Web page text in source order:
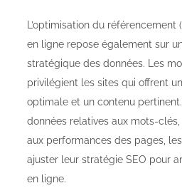
L’optimisation du référencement
en ligne repose également sur
stratégique des données. Les
privilégient les sites qui offrent
optimale et un contenu
données relatives aux mots-
aux performances des pages,
ajuster leur stratégie SEO pour
en ligne.